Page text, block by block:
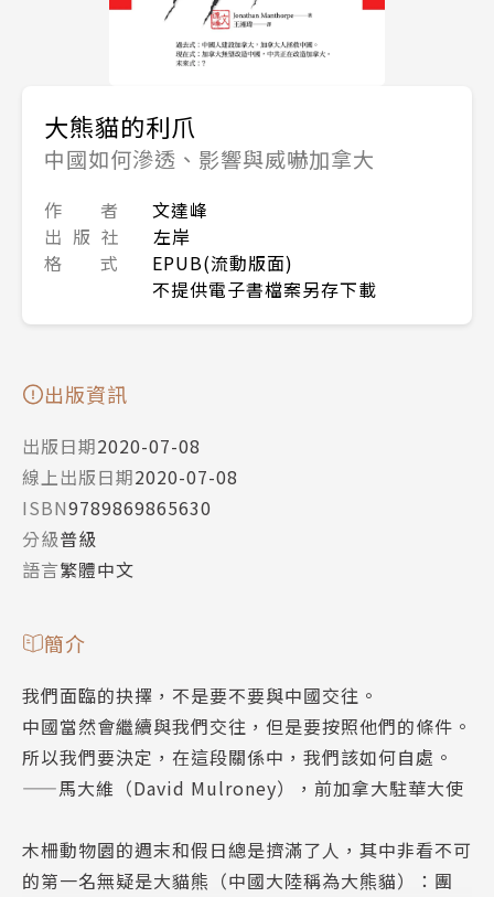
大熊貓的利爪
中國如何滲透、影響與威嚇加拿大
作 者
文達峰
出 版 社
左岸
格 式
EPUB(流動版面)
不提供電子書檔案另存下載
出版資訊
出版日期2020-07-08
線上出版日期2020-07-08
ISBN9789869865630
分級普級
語言繁體中文
簡介
我們面臨的抉擇，不是要不要與中國交往。
中國當然會繼續與我們交往，但是要按照他們的條件。
所以我們要決定，在這段關係中，我們該如何自處。
——馬大維（David Mulroney），前加拿大駐華大使
木柵動物園的週末和假日總是擠滿了人，其中非看不可
的第一名無疑是大貓熊（中國大陸稱為大熊貓）：團